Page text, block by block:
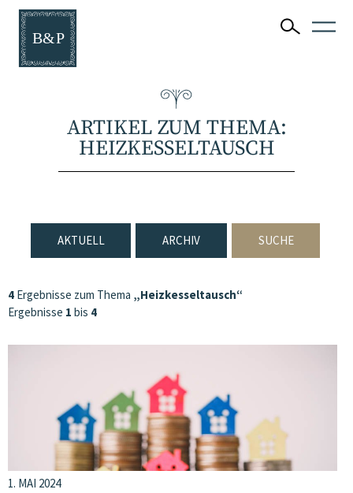
ARTIKEL ZUM THEMA:
HEIZKESSELTAUSCH
AKTUELL ARCHIV SUCHE
4 Ergebnisse zum Thema „Heizkesseltausch“
Ergebnisse 1 bis 4
1. MAI 2024